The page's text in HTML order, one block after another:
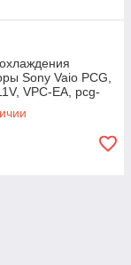
Sony Vaio PCG,
VPC-EA, pcg-
A,